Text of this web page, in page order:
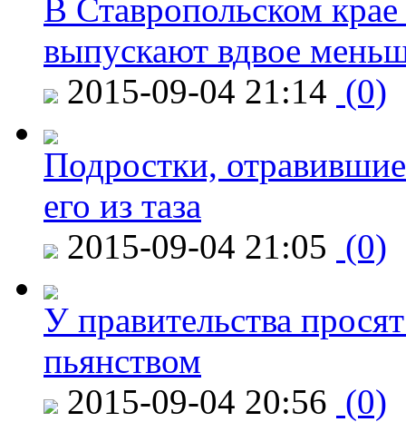
В Ставропольском
выпускают вдвое
2015-09-04 21:14 (0)
Подростки,
его из таза
2015-09-04 21:05 (0)
У правительства
пьянством
2015-09-04 20:56 (0)